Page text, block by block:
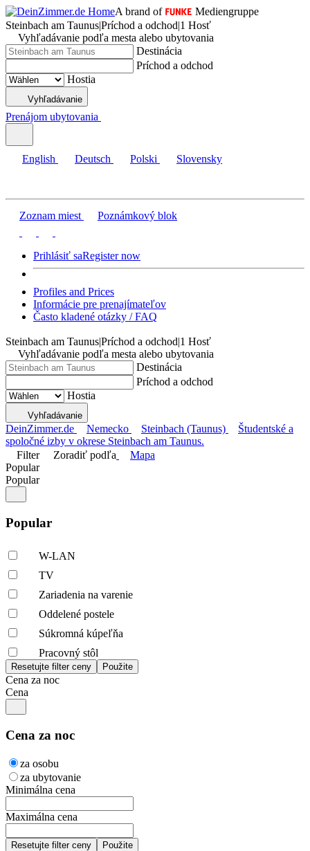
A brand of
Mediengruppe
Steinbach am Taunus|Príchod a odchod|1 Hosť
Vyhľadávanie podľa mesta alebo ubytovania
Destinácia
Príchod a odchod
Hostia
Vyhľadávanie
Prenájom ubytovania
English Deutsch Polski Slovensky
Zoznam miest Poznámkový blok
Prihlásiť saRegister now
Profiles and Prices
Informácie pre prenajímateľov
Často kladené otázky / FAQ
Steinbach am Taunus|Príchod a odchod|1 Hosť
Vyhľadávanie podľa mesta alebo ubytovania
Destinácia
Príchod a odchod
Hostia
Vyhľadávanie
DeinZimmer.de Nemecko Steinbach (Taunus)
Študentské a
spoločné izby v okrese Steinbach am Taunus.
Filter
Zoradiť podľa
Mapa
Popular
Popular
Popular
W-LAN
TV
Zariadenia na varenie
Oddelené postele
Súkromná kúpeľňa
Pracovný stôl
Cena za noc
Cena
Cena za noc
za osobu
za ubytovanie
Minimálna cena
Maximálna cena